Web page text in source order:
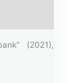
(2021),